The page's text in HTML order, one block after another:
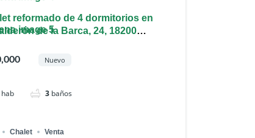
de la Barca, 24, 18200
Nuevo
hab 3 baños
Chalet Venta